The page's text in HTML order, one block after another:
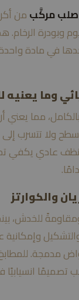
مركَّبمن
وبودرة الرخام.
في مادة
وما يعنيه
مما يعني
ولا تتسرب إلى
عادي يكفي
والكوارتز
للخدش،
مدمجة. للمطابخ
تصميمًا انسيابيًا